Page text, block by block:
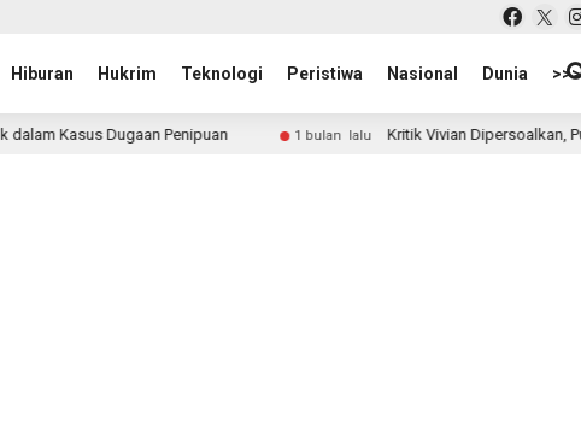
Hiburan Hukrim Teknologi Peristiwa Nasional Dunia >>>
1 bulan lalu Kritik Vivian Dipersoalkan, Publik Tagih Penjelasan: